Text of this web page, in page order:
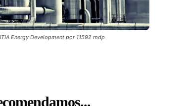
Energy Development por 11592 mdp